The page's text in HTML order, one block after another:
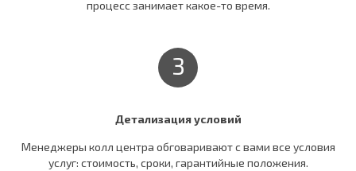
процесс занимает какое-то время.
3
Детализация условий
Менеджеры колл центра обговаривают c вами все условия
услуг: стоимость, сроки, гарантийные положения.